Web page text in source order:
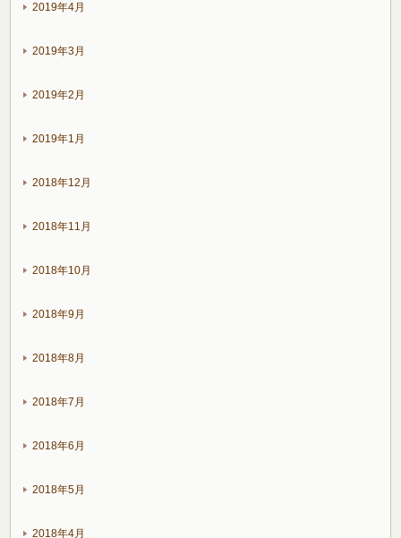
2019年4月
2019年3月
2019年2月
2019年1月
2018年12月
2018年11月
2018年10月
2018年9月
2018年8月
2018年7月
2018年6月
2018年5月
2018年4月